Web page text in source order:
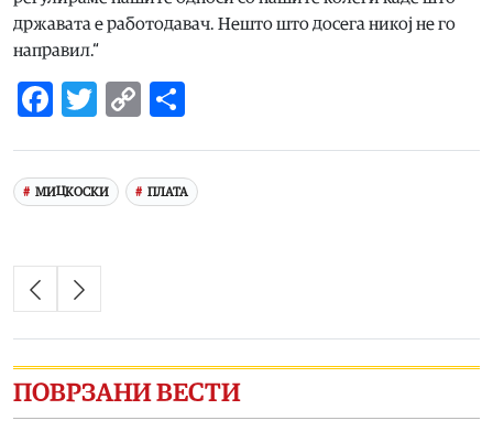
државата е работодавач. Нешто што досега никој не го
направил.“
Facebook
Twitter
Copy
МИЦКОСКИ ПЛАТА
ПОВРЗАНИ ВЕСТИ